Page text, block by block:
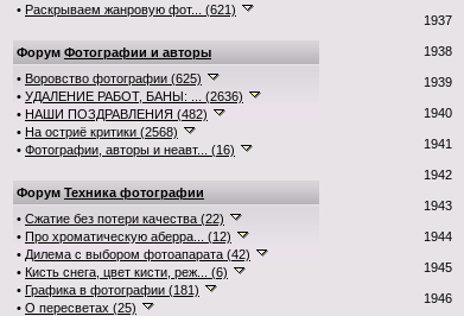
• Раскрываем жанровую фот... (621)
Форум Фотографии и авторы
• Воровство фотографии (625)
• УДАЛЕНИЕ РАБОТ, БАНЫ: ... (2636)
• НАШИ ПОЗДРАВЛЕНИЯ (482)
• На остриё критики (2568)
• Фотографии, авторы и неавт... (16)
Форум Техника фотографии
• Сжатие без потери качества (22)
• Про хроматическую аберра... (12)
• Дилема с выбором фотоапарата (42)
• Кисть снега, цвет кисти, реж... (6)
• Графика в фотографии (181)
• О пересветах (25)
1937
1938
1939
1940
1941
1942
1943
1944
1945
1946